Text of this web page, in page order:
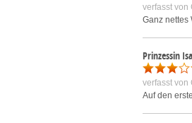
verfasst von
Ganz nettes
Prinzessin
verfasst von
Auf den